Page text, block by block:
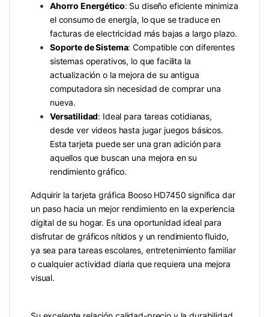
Ahorro Energético: Su diseño eficiente minimiza
el consumo de energía, lo que se traduce en
facturas de electricidad más bajas a largo plazo.
Soporte de Sistema: Compatible con diferentes
sistemas operativos, lo que facilita la
actualización o la mejora de su antigua
computadora sin necesidad de comprar una
nueva.
Versatilidad: Ideal para tareas cotidianas,
desde ver videos hasta jugar juegos básicos.
Esta tarjeta puede ser una gran adición para
aquellos que buscan una mejora en su
rendimiento gráfico.
Adquirir la tarjeta gráfica Booso HD7450 significa dar
un paso hacia un mejor rendimiento en la experiencia
digital de su hogar. Es una oportunidad ideal para
disfrutar de gráficos nítidos y un rendimiento fluido,
ya sea para tareas escolares, entretenimiento familiar
o cualquier actividad diaria que requiera una mejora
visual.